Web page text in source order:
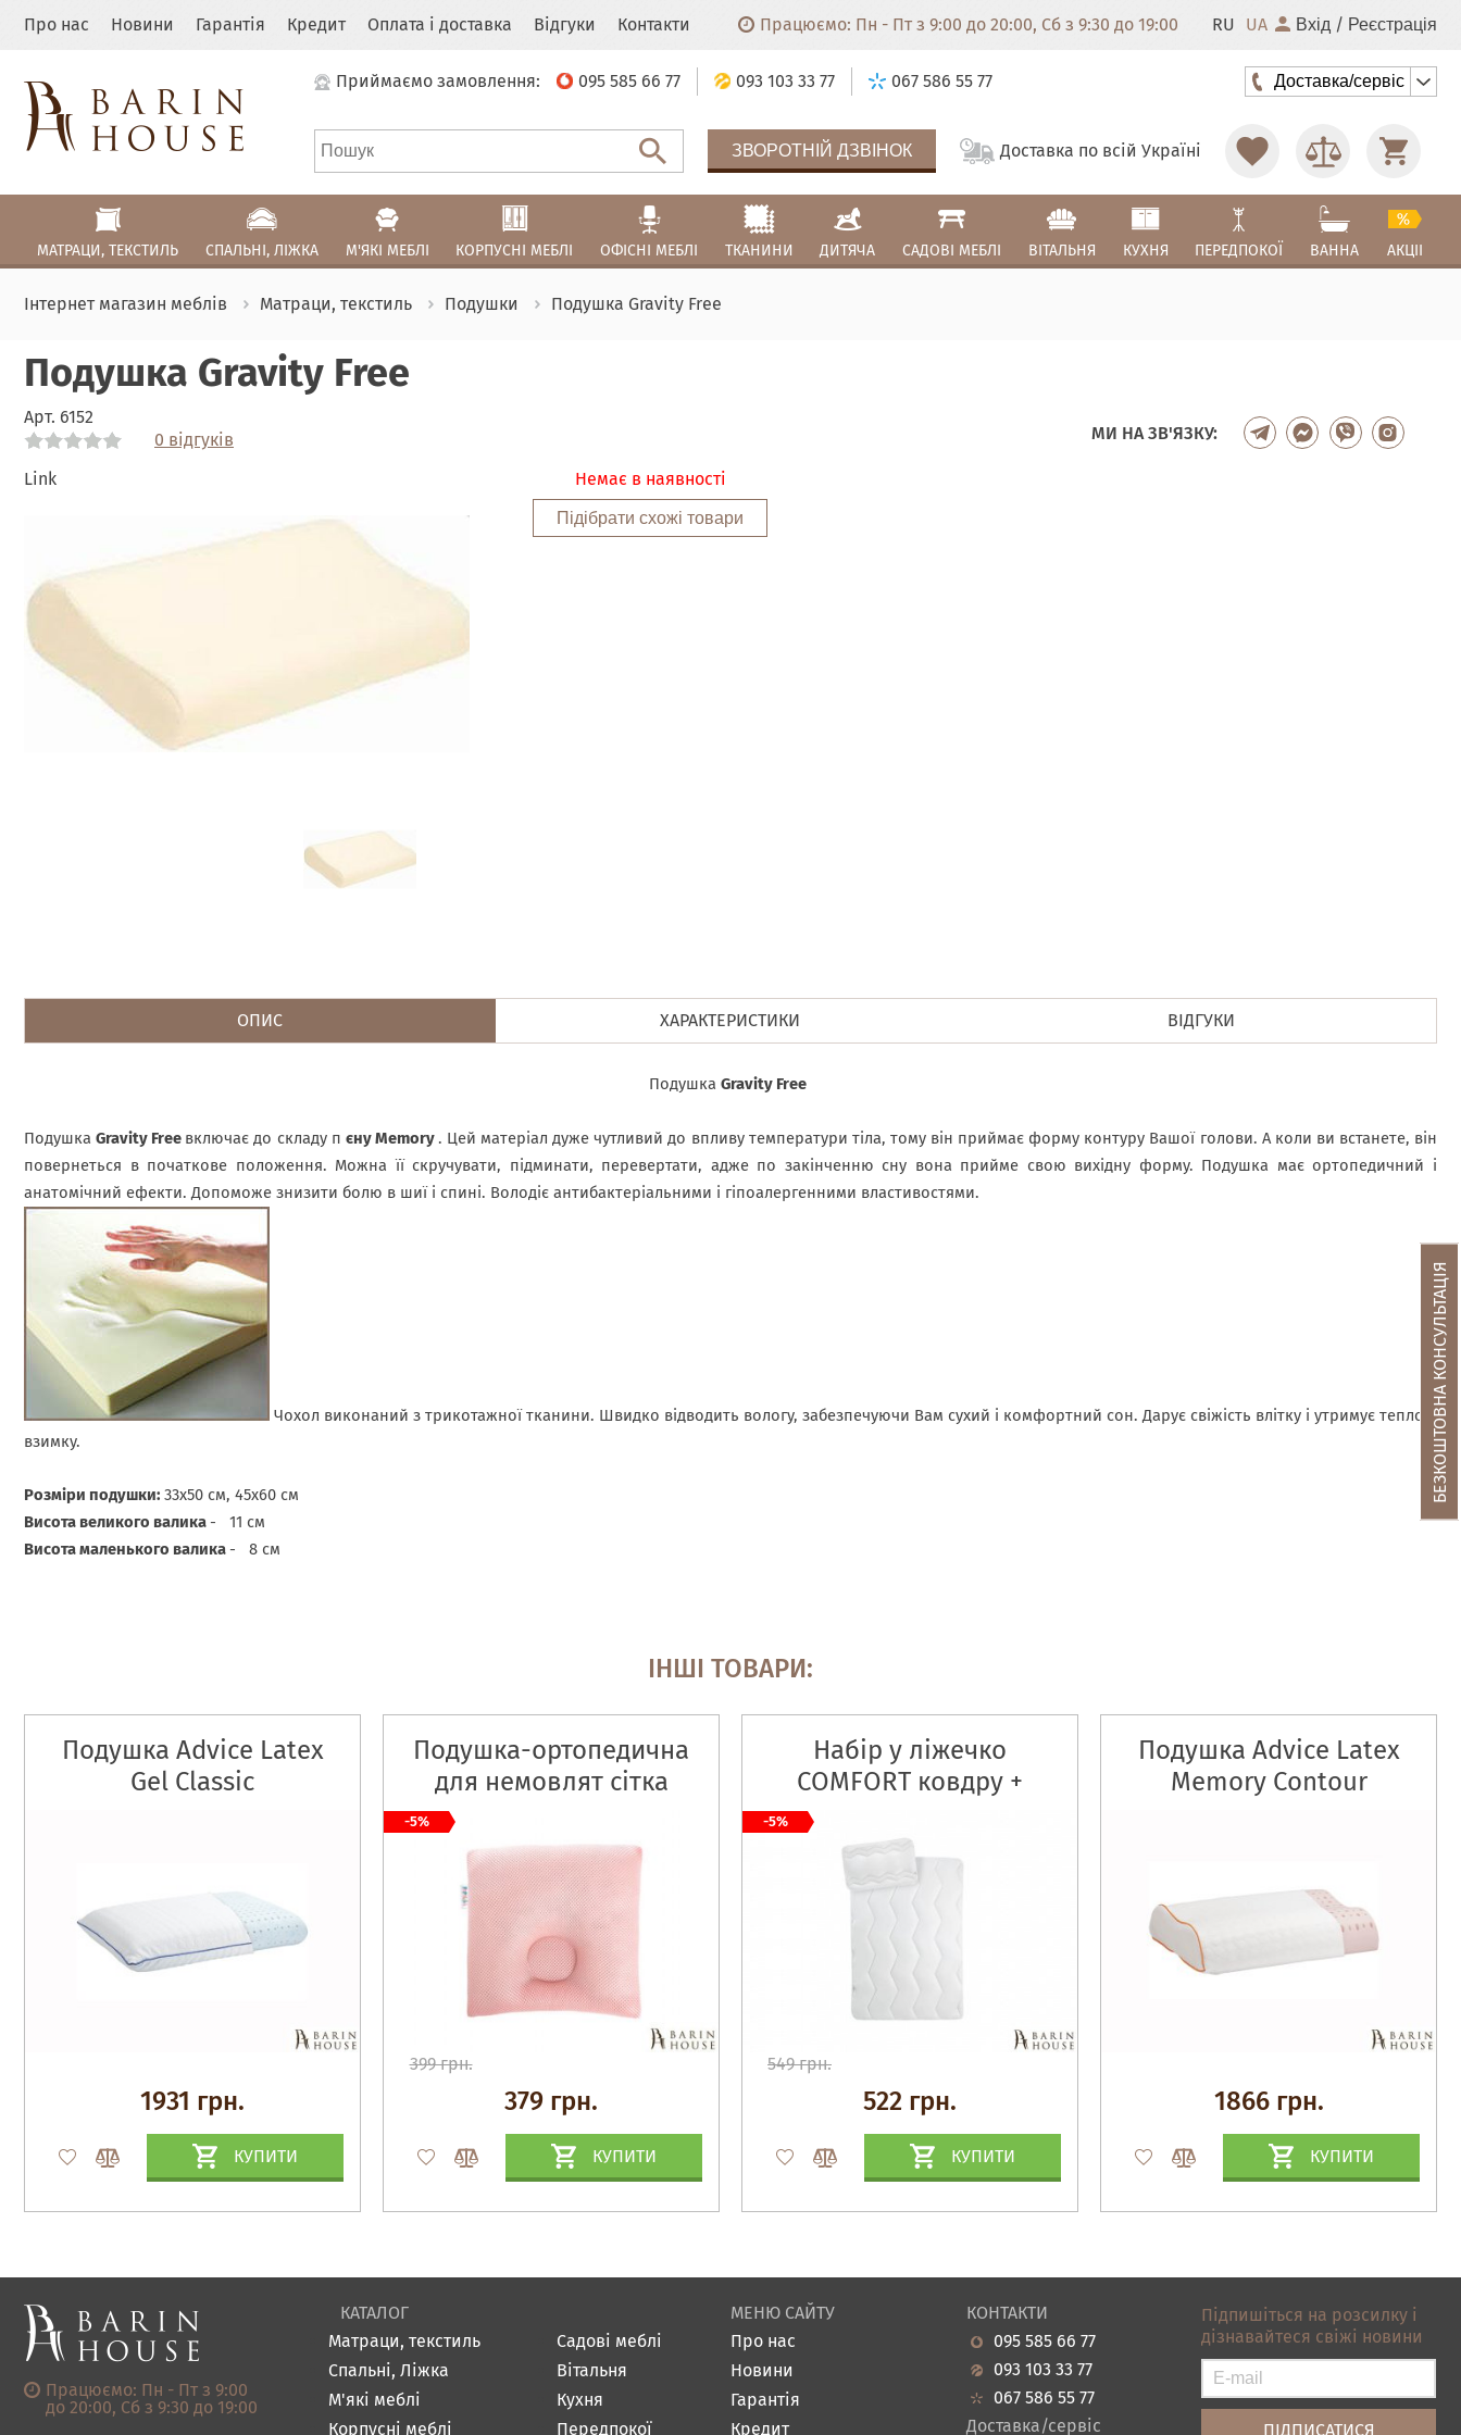
Про нас Новини Гарантія Кредит Оплата і доставка Відгуки Контакти Працюємо: Пн - Пт з 9:00 до 20:00, Сб з 9:30 до 19:00 RU UA Вхід / Реєстрація
Приймаємо замовлення: 095 585 66 77 093 103 33 77 067 586 55 77 Доставка/сервіс
ЗВОРОТНІЙ ДЗВІНОК Доставка по всій Україні
МАТРАЦИ, ТЕКСТИЛЬ СПАЛЬНІ, ЛІЖКА М'ЯКІ МЕБЛІ КОРПУСНІ МЕБЛІ ОФІСНІ МЕБЛІ ТКАНИНИ ДИТЯЧА САДОВІ МЕБЛІ ВІТАЛЬНЯ КУХНЯ ПЕРЕДПОКОЇ ВАННА АКЦІІ
Інтернет магазин меблів Матраци, текстиль Подушки Подушка Gravity Free
Подушка Gravity Free
Арт. 6152
0 відгуків
Link
Немає в наявності
Підібрати схожі товари
МИ НА ЗВ'ЯЗКУ:
ОПИС ХАРАКТЕРИСТИКИ ВІДГУКИ
Подушка Gravity Free
ПодушкаGravity Free включає до складу п єну Memory . Цей матеріал дуже чутливий до впливу температури тіла, тому він приймає форму контуру Вашої голови. А коли ви встанете, він
повернеться в початкове положення. Можна її скручувати, підминати, перевертати, адже по закінченню сну вона прийме свою вихідну форму. Подушка має ортопедичний і
анатомічний ефекти. Допоможе знизити болю в шиї і спині. Володіє антибактеріальними і гіпоалергенними властивостями.
Чохол виконаний з трикотажної тканини. Швидко відводить вологу, забезпечуючи Вам сухий і комфортний сон. Дарує свіжість влітку і утримує тепло
взимку.
Розміри подушки: 33х50 см, 45х60 см
Висота великого валика - 11 см
Висота маленького валика - 8 см
ІНШІ ТОВАРИ:
Подушка Advice Latex
Gel Classic
1931 грн.
КУПИТИ
Подушка-ортопедична
для немовлят сітка
пудра + наволочка
399 грн.
379 грн.
КУПИТИ
-5%
Набір у ліжечко
COMFORT ковдру +
549 грн.
522 грн.
КУПИТИ
-5%
Подушка Advice Latex
Memory Contour
1866 грн.
КУПИТИ
БЕЗКОШТОВНА КОНСУЛЬТАЦІЯ
Працюємо: Пн - Пт з 9:00
до 20:00, Сб з 9:30 до 19:00
КАТАЛОГ
Матраци, текстиль
Спальні, Ліжка
М'які меблі
Корпусні меблі
Садові меблі
Вітальня
Кухня
Передпокої
МЕНЮ САЙТУ
Про нас
Новини
Гарантія
Кредит
КОНТАКТИ
095 585 66 77
093 103 33 77
067 586 55 77
Доставка/сервіс
Підпишіться на розсилку і
дізнавайтеся свіжі новини